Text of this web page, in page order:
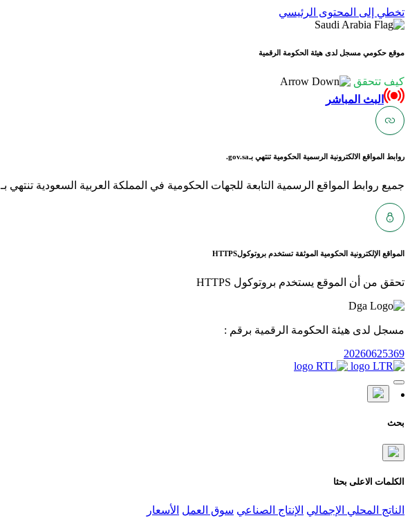
تخطي إلى المحتوى الرئيسي
موقع حكومي مسجل لدى هيئة الحكومة الرقمية
كيف تتحقق
البث المباشر
روابط المواقع الالكترونية الرسمية الحكومية تنتهي بـgov.sa.
جميع روابط المواقع الرسمية التابعة للجهات الحكومية في المملكة العربية السعودية تنتهي بـ gov.sa
المواقع الإلكترونية الحكومية الموثقة تستخدم بروتوكولHTTPS
تحقق من أن الموقع يستخدم بروتوكول HTTPS
مسجل لدى هيئة الحكومة الرقمية برقم :
20260625369
بحث
الكلمات الاعلى بحثا
الناتج المحلي الإجمالي الإنتاج الصناعي سوق العمل الأسعار